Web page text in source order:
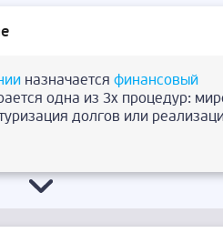
назначается финансовый
одна из 3х процедур:
долгов или